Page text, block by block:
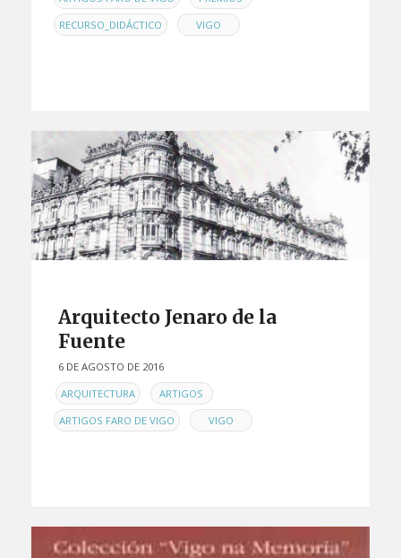
RECURSO_DIDÁCTICO , VIGO
Arquitecto Jenaro de la
Fuente
6 DE AGOSTO DE 2016
ENARQUITECTURA , ARTIGOS ,
ARTIGOS FARO DE VIGO , VIGO